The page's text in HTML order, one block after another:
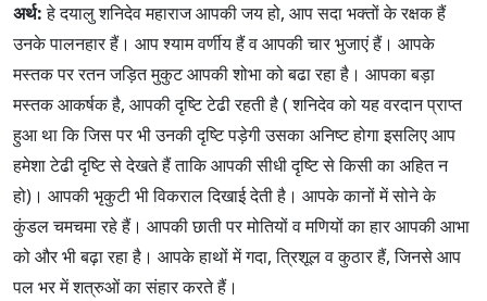
अर्थ:हे दयालु शनिदेव महाराज आपकी जय हो, आप सदा भक्तों के रक्षक हैं
उनके पालनहार हैं। आप श्याम वर्णीय हैं व आपकी चार भुजाएं हैं। आपके
मस्तक पर रतन जड़ित मुकुट आपकी शोभा को बढा रहा है। आपका बड़ा
मस्तक आकर्षक है, आपकी दृष्टि टेढी रहती है ( शनिदेव को यह वरदान प्राप्त
हुआ था कि जिस पर भी उनकी दृष्टि पड़ेगी उसका अनिष्ट होगा इसलिए आप
हमेशा टेढी दृष्टि से देखते हैं ताकि आपकी सीधी दृष्टि से किसी का अहित न
हो)। आपकी भृकुटी भी विकराल दिखाई देती है। आपके कानों में सोने के
कुंडल चमचमा रहे हैं। आपकी छाती पर मोतियों व मणियों का हार आपकी आभा
को और भी बढ़ा रहा है। आपके हाथों में गदा, त्रिशूल व कुठार हैं, जिनसे आप
पल भर में शत्रुओं का संहार करते हैं।